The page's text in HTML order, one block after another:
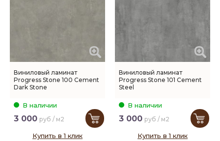
Виниловый ламинат
Progress Stone 100 Cement
Dark Stone
В наличии
3 000 руб / м2
Купить в 1 клик
Виниловый ламинат
Progress Stone 101 Cement
Steel
В наличии
3 000 руб / м2
Купить в 1 клик